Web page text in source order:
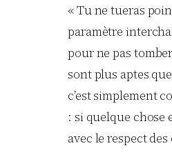
« Tu ne tueras
paramètre
pour ne pas
sont plus aptes
c’est simplement
: si quelque chose
avec le respect